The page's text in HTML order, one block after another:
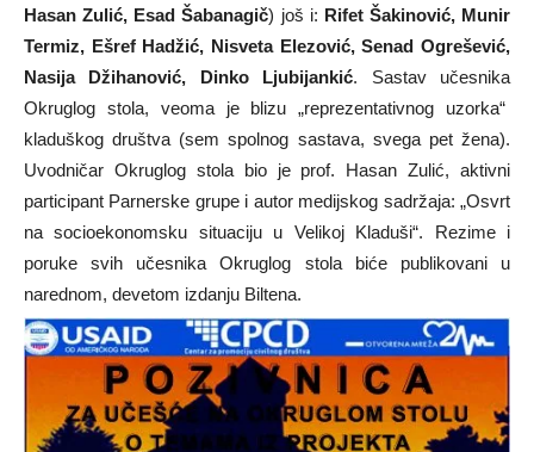
Hasan Zulić, Esad Šabanagič) još i: Rifet Šakinović, Munir
Termiz, Ešref Hadžić, Nisveta Elezović, Senad Ogrešević,
Nasija Džihanović, Dinko Ljubijankić. Sastav učesnika
Okruglog stola, veoma je blizu „reprezentativnog uzorka“
kladuškog društva (sem spolnog sastava, svega pet žena).
Uvodničar Okruglog stola bio je prof. Hasan Zulić, aktivni
participant Parnerske grupe i autor medijskog sadržaja: „Osvrt
na socioekonomsku situaciju u Velikoj Kladuši“. Rezime i
poruke svih učesnika Okruglog stola biće publikovani u
narednom, devetom izdanju Biltena.